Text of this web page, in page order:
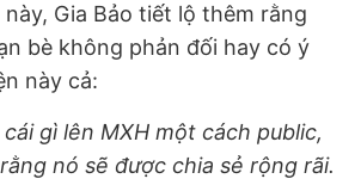
Gia Bảo tiết lộ thêm rằng
bè không phản đối hay có ý
này cả:
gì lên MXH một cách public,
nó sẽ được chia sẻ rộng rãi.